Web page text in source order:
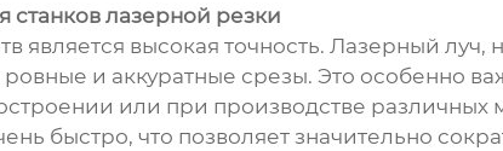
лазерной резки
является высокая точность. Лазерный
ровные и аккуратные срезы. Это особенно
или при производстве различных
быстро, что позволяет значительно